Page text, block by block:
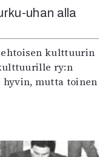
uhan alla
kulttuurin
ry:n
mutta toinen